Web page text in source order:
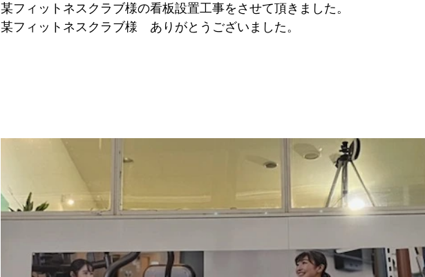
某フィットネスクラブ様の看板設置工事をさせて頂きました。
某フィットネスクラブ様　ありがとうございました。